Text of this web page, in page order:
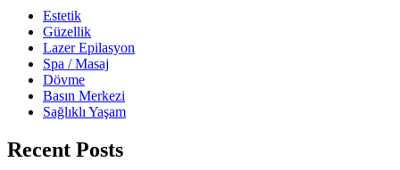
Estetik
Güzellik
Lazer Epilasyon
Spa / Masaj
Dövme
Basın Merkezi
Sağlıklı Yaşam
Recent Posts